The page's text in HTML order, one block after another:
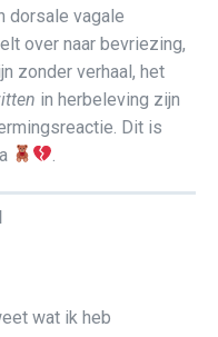
dorsale vagale
over naar bevriezing,
zonder verhaal, het
in herbeleving zijn
Dit is
wat ik heb